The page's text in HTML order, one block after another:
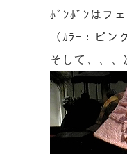
ﾎﾞﾝﾎﾞﾝはフ
（ｶﾗｰ：ピ
そして、、、